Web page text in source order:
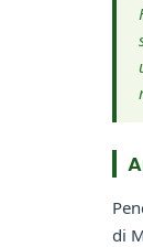
di